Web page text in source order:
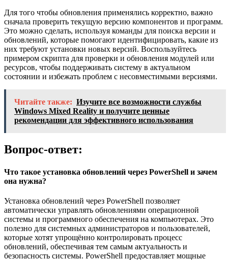
Для того чтобы обновления применялись корректно, важно
сначала проверить текущую версию компонентов и программ.
Это можно сделать, используя команды для поиска версии и
обновлений, которые помогают идентифицировать, какие из
них требуют установки новых версий. Воспользуйтесь
примером скрипта для проверки и обновления модулей или
ресурсов, чтобы поддерживать систему в актуальном
состоянии и избежать проблем с несовместимыми версиями.
Читайте также: Изучите все возможности службы
Windows Mixed Reality и получите ценные
рекомендации для эффективного использования
Вопрос-ответ:
Что такое установка обновлений через PowerShell и зачем
она нужна?
Установка обновлений через PowerShell позволяет
автоматически управлять обновлениями операционной
системы и программного обеспечения на компьютерах. Это
полезно для системных администраторов и пользователей,
которые хотят упрощённо контролировать процесс
обновлений, обеспечивая тем самым актуальность и
безопасность системы. PowerShell предоставляет мощные